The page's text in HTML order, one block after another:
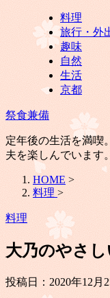
料理
旅行・外
趣味
自然
生活
京都
祭食兼備
定年後の生活を満喫
夫を楽しんでいます。
HOME >
料理 >
料理
大乃のやさ
投稿日： 2020年12月